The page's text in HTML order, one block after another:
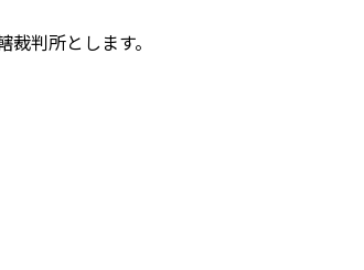
判所とします。